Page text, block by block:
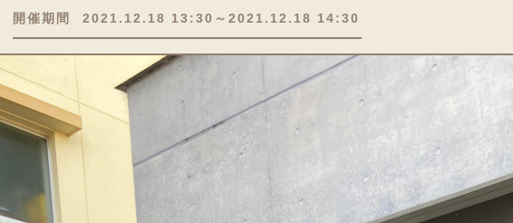
開催期間 2021.12.18 13:30～2021.12.18 14:30